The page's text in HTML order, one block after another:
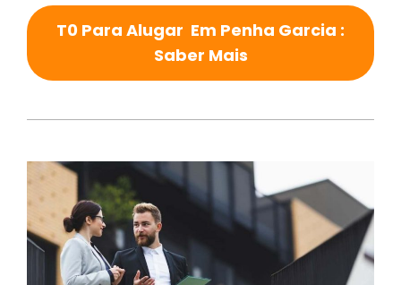
T0 Para Alugar Em Penha Garcia :
Saber Mais